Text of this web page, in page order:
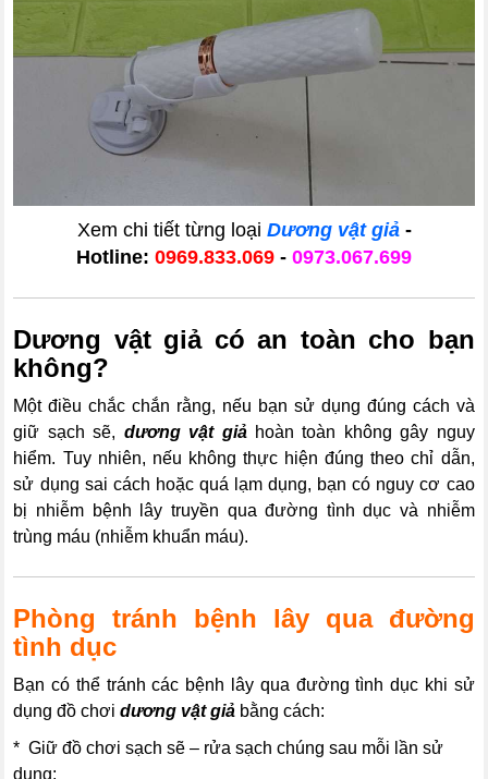
Xem chi tiết từng loại Dương vật giả-
Hotline: 0969.833.069 - 0973.067.699
Dương vật giả có an toàn cho bạn
không?
Một điều chắc chắn rằng, nếu bạn sử dụng đúng cách và
giữ sạch sẽ, dương vật giảhoàn toàn không gây nguy
hiểm. Tuy nhiên, nếu không thực hiện đúng theo chỉ dẫn,
sử dụng sai cách hoặc quá lạm dụng, bạn có nguy cơ cao
bị nhiễm bệnh lây truyền qua đường tình dục và nhiễm
trùng máu (nhiễm khuẩn máu).
Phòng tránh bệnh lây qua đường
tình dục
Bạn có thể tránh các bệnh lây qua đường tình dục khi sử
dụng đồ chơidương vật giả bằng cách:
* Giữ đồ chơi sạch sẽ – rửa sạch chúng sau mỗi lần sử
dụng;